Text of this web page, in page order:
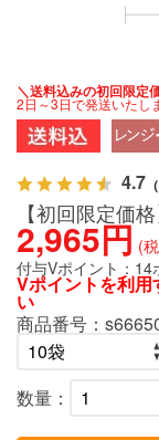
＼送料込みの初回限定
2日～3日で発送いたし
4.7
【初回限定価
2,965円 (
付与Vポイント： 14
Vポイントを利用
い
商品番号：
数量：